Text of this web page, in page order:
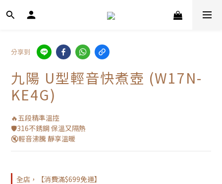
分享到
九陽 U型輕音快煮壺 (W17N-
KE4G)
🔥五段精準溫控
🛡️316不銹鋼 保溫又隔熱
🔇輕音沸騰 靜享溫暖
全店，【消費滿$699免運】